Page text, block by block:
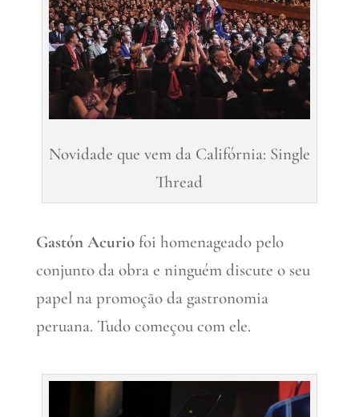
Novidade que vem da Califórnia: Single
Thread
Gastón Acuriofoi homenageado pelo
conjunto da obra e ninguém discute o seu
papel na promoção da gastronomia
peruana. Tudo começou com ele.